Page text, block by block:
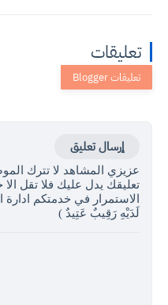
تعليقات
إرسال تعليق
عزيزي المشاهد لا تترك
تعليقك يدل عليك فلا تقل
الاستمرار في خدمتكم
لَدَيْهِ رَقِيبٌ عَتِيدٌ )